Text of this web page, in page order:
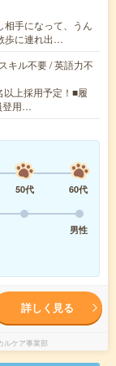
相手になって、うん
歩に連れ出…
キル不要 / 英語力不
上採用予定！■履
登用…
50代
60代
男性
詳しく見る
ルケア事業部